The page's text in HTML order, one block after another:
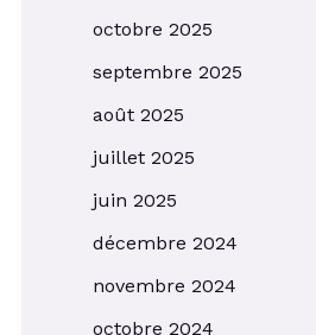
octobre 2025
septembre 2025
août 2025
juillet 2025
juin 2025
décembre 2024
novembre 2024
octobre 2024